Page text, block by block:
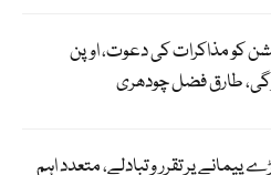
کو مذاکرات کی دعوت، اوپن
طارق فضل چودھری
پیمانے پر تقرر و تبادلے، متعدد اہم